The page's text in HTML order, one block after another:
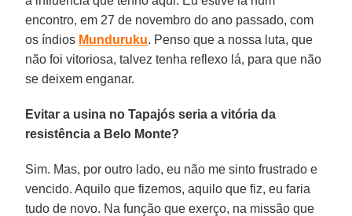
encontro, em 27 de novembro do ano passado, com
os índios Munduruku. Penso que a nossa luta, que
não foi vitoriosa, talvez tenha reflexo lá, para que não
se deixem enganar.
Evitar a usina no Tapajós seria a vitória da
resistência a Belo Monte?
Sim. Mas, por outro lado, eu não me sinto frustrado e
vencido. Aquilo que fizemos, aquilo que fiz, eu faria
tudo de novo. Na função que exerço, na missão que